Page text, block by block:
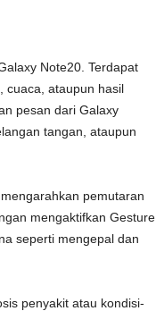
Note20. Terdapat
cuaca, ataupun hasil
pesan dari Galaxy
tangan, ataupun
pemutaran
mengaktifkan Gesture
seperti mengepal dan
penyakit atau kondisi-